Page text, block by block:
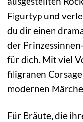
Figurtyp und
du dir einen
der
für dich. Mit viel
filigranen
modernen
Für Bräute, die